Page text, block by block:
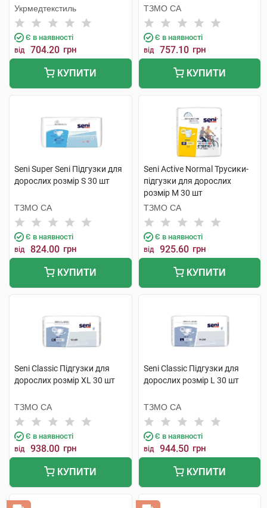
Укрмедтекстиль
Є в наявності
від 704.20 грн
КУПИТИ
ТЗМО СА
Є в наявності
від 757.10 грн
КУПИТИ
Seni Super Seni Підгузки для
дорослих розмір S 30 шт
ТЗМО СА
Є в наявності
від 824.00 грн
КУПИТИ
Seni Active Normal Трусики-
підгузки для дорослих
розмір M 30 шт
ТЗМО СА
Є в наявності
від 925.60 грн
КУПИТИ
Seni Classic Підгузки для
дорослих розмір XL 30 шт
ТЗМО СА
Є в наявності
від 938.00 грн
КУПИТИ
Seni Classic Підгузки для
дорослих розмір L 30 шт
ТЗМО СА
Є в наявності
від 944.50 грн
КУПИТИ